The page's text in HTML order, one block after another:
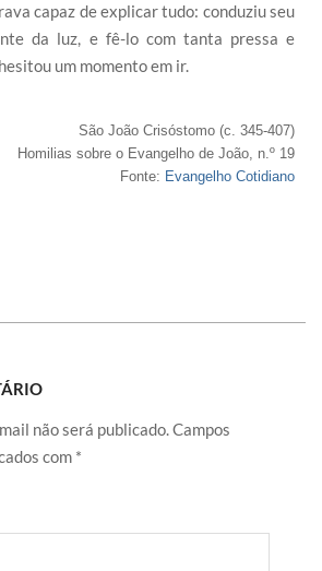
capaz de explicar tudo: conduziu seu
da luz, e fê-lo com tanta pressa e
um momento em ir.
São João Crisóstomo (c. 345-407)
Homilias sobre o Evangelho de João, n.º 19
Fonte: Evangelho Cotidiano
não será publicado.Campos
com *